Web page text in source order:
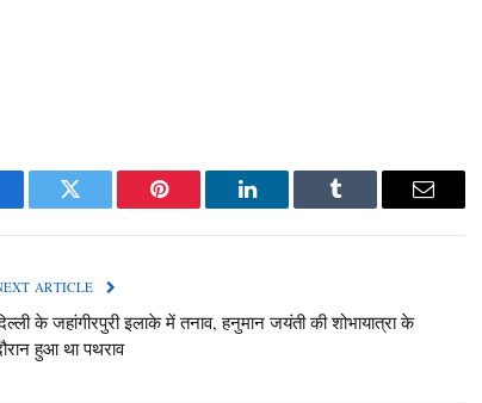
Twitter Pinterest LinkedIn Tumblr Email
ARTICLE
के जहांगीरपुरी इलाके में तनाव, हनुमान जयंती की शोभायात्रा के
हुआ था पथराव